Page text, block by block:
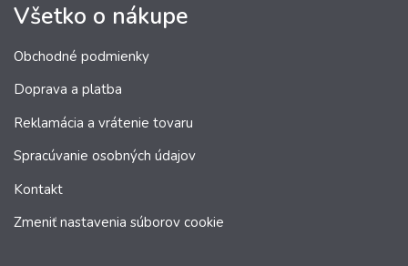
Všetko o nákupe
Obchodné podmienky
Doprava a platba
Reklamácia a vrátenie tovaru
Spracúvanie osobných údajov
Kontakt
Zmeniť nastavenia súborov cookie